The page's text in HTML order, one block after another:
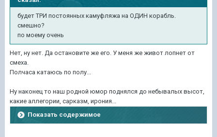
будет ТРИ постоянных камуфляжа на ОДИН корабль.
смешно?
по моему очень
Нет, ну нет. Да остановите же его. У меня же живот лопнет от
смеха.
Полчаса катаюсь по полу...
Ну наконец то наш родной юмор поднялся до небывалых высот,
какие аллегории, сарказм, ирония...
Показать содержимое